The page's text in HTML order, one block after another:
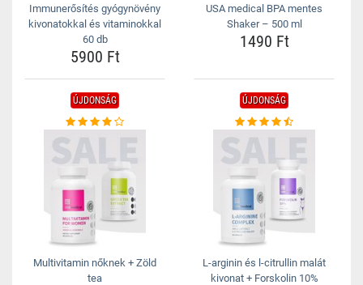
Immunerősítés gyógynövény
kivonatokkal és vitaminokkal
60 db
5900 Ft
USA medical BPA mentes
Shaker – 500 ml
1490 Ft
ÚJDONSÁG
Multivitamin nőknek + Zöld
tea
ÚJDONSÁG
L-arginin és l-citrullin malát
kivonat + Forskolin 10%